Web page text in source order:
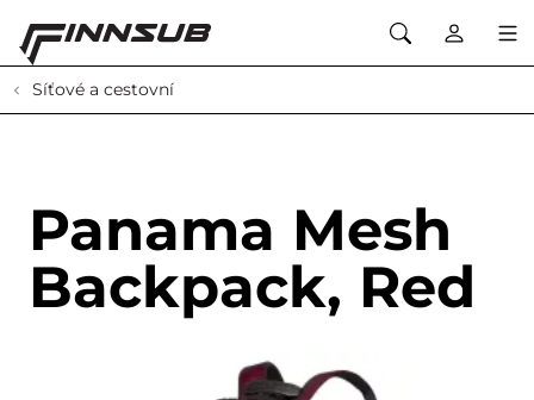
Síťové a cestovní
Panama Mesh
Backpack, Red